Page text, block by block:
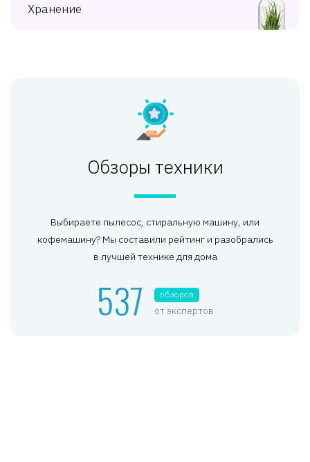
Хранение
Обзоры техники
Выбираете пылесос, стиральную машину, или
кофемашину? Мы составили рейтинг и разобрались
в лучшей технике для дома
537 обзоров
от экспертов